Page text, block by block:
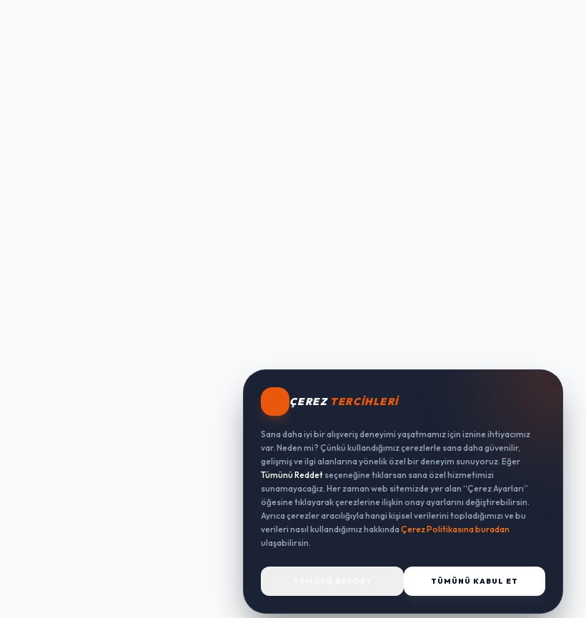
ÇEREZ TERCIHLERI
Sana daha iyi bir alışveriş deneyimi yaşatmamız için iznine ihtiyacımız
var. Neden mi? Çünkü kullandığımız çerezlerle sana daha güvenilir,
gelişmiş ve ilgi alanlarına yönelik özel bir deneyim sunuyoruz. Eğer
Tümünü Reddet seçeneğine tıklarsan sana özel hizmetimizi
sunamayacağız. Her zaman web sitemizde yer alan “Çerez Ayarları”
öğesine tıklayarak çerezlerine ilişkin onay ayarlarını değiştirebilirsin.
Ayrıca çerezler aracılığıyla hangi kişisel verilerini topladığımızı ve bu
verileri nasıl kullandığımız hakkında Çerez Politikasına buradan
ulaşabilirsin.
TÜMÜNÜ KABUL ET